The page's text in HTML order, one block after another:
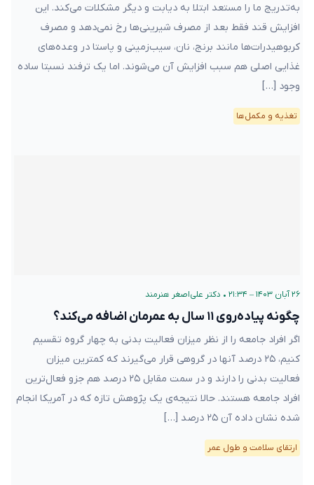
به‌تدریج ما را مستعد ابتلا به دیابت و دیگر مشکلات می‌کند. این
افزایش قند فقط بعد از مصرف شیرینی‌ها رخ نمی‌دهد و مصرف
کربوهیدرات‌ها مانند برنج، نان، سیب‌زمینی و پاستا در وعده‌های
غذایی اصلی هم سبب افزایش آن می‌شوند. اما یک ترفند نسبتا ساده
وجود […]
تغذیه و مکمل‌ها
۲۶ آبان ۱۴۰۳ – ۲۱:۳۴ • دکتر علی‌اصغر هنرمند
چگونه پیاده‌روی ۱۱ سال به عمرمان اضافه می‌کند؟
اگر افراد جامعه را از نظر میزان فعالیت بدنی به چهار گروه تقسیم‌
کنیم، ۲۵ درصد آنها در گروهی قرار می‌گیرند که کمترین میزان
فعالیت بدنی را دارند و در سمت مقابل ۲۵ درصد هم جزو فعال‌ترین
افراد جامعه هستند. حالا نتیجه‌ی یک پژوهش تازه که در آمریکا انجام
شده نشان داده آن ۲۵ درصد […]
ارتقای سلامت و طول عمر